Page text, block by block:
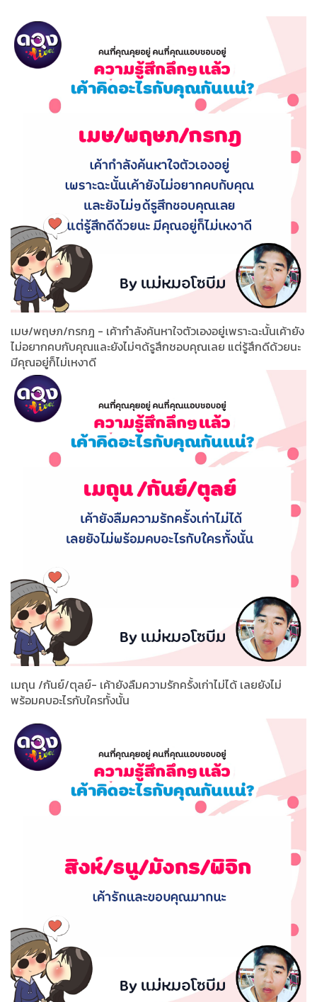
เมษ/พฤษภ/กรกฎ - เค้ากำลังค้นหาใจตัวเองอยู่เพราะฉะนั้นเค้ายัง
ไม่อยากคบกับคุณและยังไม่ๆด้รูสึกชอบคุณเลย แต่รู้สึกดีด้วยนะ
มีคุณอยู่ก็ไม่เหงาดี
เมถุน /กันย์/ตุลย์- เค้ายังลืมความรักครั้งเก่าไม่ได้ เลยยังไม่
พร้อมคบอะไรกับใครทั้งนั้น